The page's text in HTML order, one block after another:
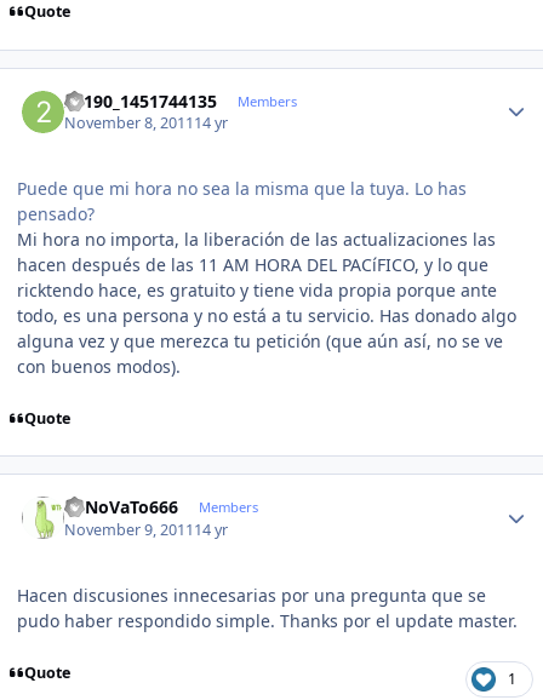
Quote
23190_1451744135 Members
November 8, 201114 yr
Puede que mi hora no sea la misma que la tuya. Lo has
pensado?
Mi hora no importa, la liberación de las actualizaciones las
hacen después de las 11 AM HORA DEL PACíFICO, y lo que
ricktendo hace, es gratuito y tiene vida propia porque ante
todo, es una persona y no está a tu servicio. Has donado algo
alguna vez y que merezca tu petición (que aún así, no se ve
con buenos modos).
Quote
ReNoVaTo666 Members
November 9, 201114 yr
Hacen discusiones innecesarias por una pregunta que se
pudo haber respondido simple. Thanks por el update master.
Quote 1